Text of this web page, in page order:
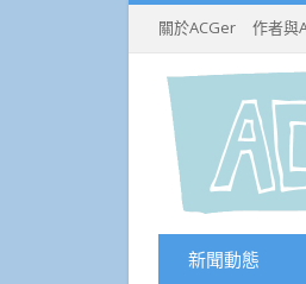
關於ACGer 作者與
新聞動態